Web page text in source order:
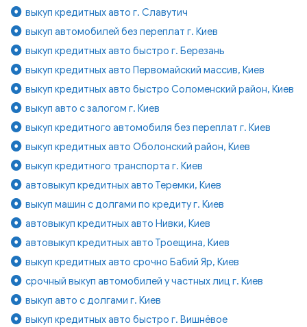
выкуп кредитных авто г. Славутич
выкуп автомобилей без переплат г. Киев
выкуп кредитных авто быстро г. Березань
выкуп кредитных авто Первомайский массив, Киев
выкуп кредитных авто быстро Соломенский район, Киев
выкуп авто с залогом г. Киев
выкуп кредитного автомобиля без переплат г. Киев
выкуп кредитных авто Оболонский район, Киев
выкуп кредитного транспорта г. Киев
автовыкуп кредитных авто Теремки, Киев
выкуп машин с долгами по кредиту г. Киев
автовыкуп кредитных авто Нивки, Киев
автовыкуп кредитных авто Троещина, Киев
выкуп кредитных авто срочно Бабий Яр, Киев
срочный выкуп автомобилей у частных лиц г. Киев
выкуп авто с долгами г. Киев
выкуп кредитных авто быстро г. Вишнёвое